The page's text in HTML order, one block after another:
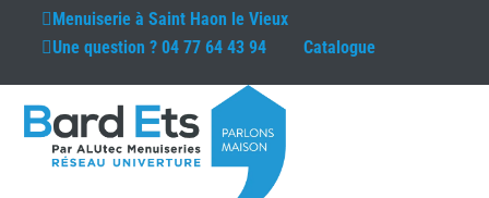
Menuiserie àSaint Haon le Vieux
Une question ?04 77 64 43 94 Catalogue